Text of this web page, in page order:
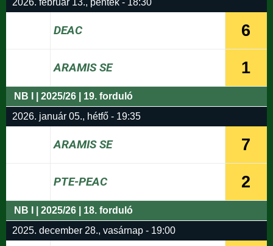
2026. február 13., péntek - 18:30
DEAC
ARAMIS SE
6
1
NB I | 2025/26 | 19. forduló
2026. január 05., hétfő - 19:35
ARAMIS SE
PTE-PEAC
7
2
NB I | 2025/26 | 18. forduló
2025. december 28., vasárnap - 19:00